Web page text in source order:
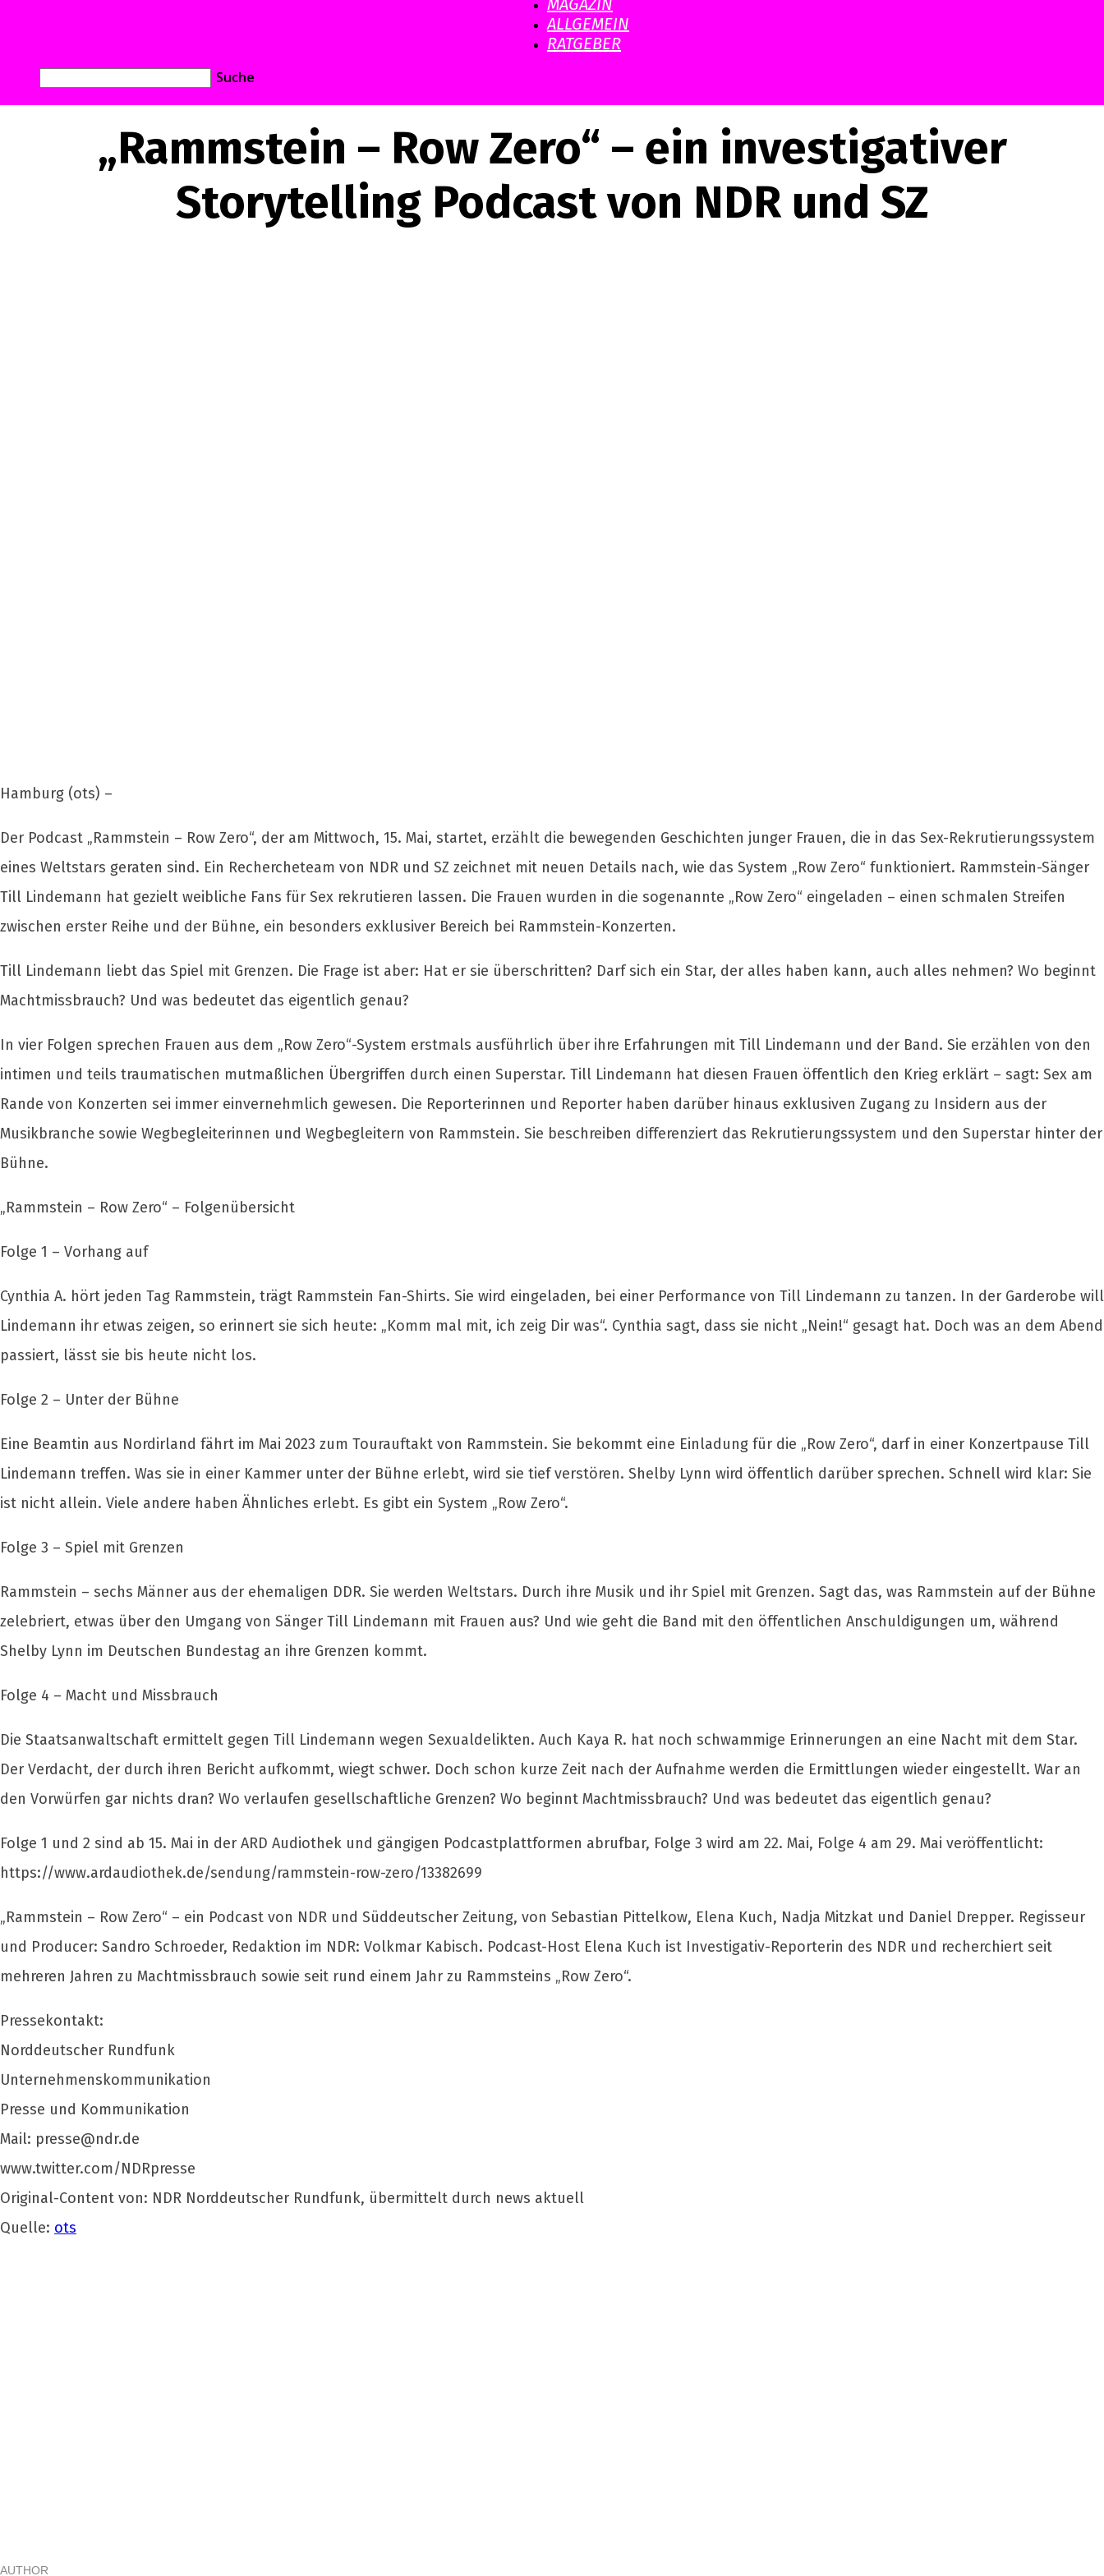
MAGAZIN
ALLGEMEIN
RATGEBER
„Rammstein – Row Zero“ – ein investigativer
Storytelling Podcast von NDR und SZ
Hamburg (ots) –
Der Podcast „Rammstein – Row Zero“, der am Mittwoch, 15. Mai, startet, erzählt die bewegenden Geschichten junger Frauen, die in das Sex-Rekrutierungssystem
eines Weltstars geraten sind. Ein Rechercheteam von NDR und SZ zeichnet mit neuen Details nach, wie das System „Row Zero“ funktioniert. Rammstein-Sänger
Till Lindemann hat gezielt weibliche Fans für Sex rekrutieren lassen. Die Frauen wurden in die sogenannte „Row Zero“ eingeladen – einen schmalen Streifen
zwischen erster Reihe und der Bühne, ein besonders exklusiver Bereich bei Rammstein-Konzerten.
Till Lindemann liebt das Spiel mit Grenzen. Die Frage ist aber: Hat er sie überschritten? Darf sich ein Star, der alles haben kann, auch alles nehmen? Wo beginnt
Machtmissbrauch? Und was bedeutet das eigentlich genau?
In vier Folgen sprechen Frauen aus dem „Row Zero“-System erstmals ausführlich über ihre Erfahrungen mit Till Lindemann und der Band. Sie erzählen von den
intimen und teils traumatischen mutmaßlichen Übergriffen durch einen Superstar. Till Lindemann hat diesen Frauen öffentlich den Krieg erklärt – sagt: Sex am
Rande von Konzerten sei immer einvernehmlich gewesen. Die Reporterinnen und Reporter haben darüber hinaus exklusiven Zugang zu Insidern aus der
Musikbranche sowie Wegbegleiterinnen und Wegbegleitern von Rammstein. Sie beschreiben differenziert das Rekrutierungssystem und den Superstar hinter der
Bühne.
„Rammstein – Row Zero“ – Folgenübersicht
Folge 1 – Vorhang auf
Cynthia A. hört jeden Tag Rammstein, trägt Rammstein Fan-Shirts. Sie wird eingeladen, bei einer Performance von Till Lindemann zu tanzen. In der Garderobe will
Lindemann ihr etwas zeigen, so erinnert sie sich heute: „Komm mal mit, ich zeig Dir was“. Cynthia sagt, dass sie nicht „Nein!“ gesagt hat. Doch was an dem Abend
passiert, lässt sie bis heute nicht los.
Folge 2 – Unter der Bühne
Eine Beamtin aus Nordirland fährt im Mai 2023 zum Tourauftakt von Rammstein. Sie bekommt eine Einladung für die „Row Zero“, darf in einer Konzertpause Till
Lindemann treffen. Was sie in einer Kammer unter der Bühne erlebt, wird sie tief verstören. Shelby Lynn wird öffentlich darüber sprechen. Schnell wird klar: Sie
ist nicht allein. Viele andere haben Ähnliches erlebt. Es gibt ein System „Row Zero“.
Folge 3 – Spiel mit Grenzen
Rammstein – sechs Männer aus der ehemaligen DDR. Sie werden Weltstars. Durch ihre Musik und ihr Spiel mit Grenzen. Sagt das, was Rammstein auf der Bühne
zelebriert, etwas über den Umgang von Sänger Till Lindemann mit Frauen aus? Und wie geht die Band mit den öffentlichen Anschuldigungen um, während
Shelby Lynn im Deutschen Bundestag an ihre Grenzen kommt.
Folge 4 – Macht und Missbrauch
Die Staatsanwaltschaft ermittelt gegen Till Lindemann wegen Sexualdelikten. Auch Kaya R. hat noch schwammige Erinnerungen an eine Nacht mit dem Star.
Der Verdacht, der durch ihren Bericht aufkommt, wiegt schwer. Doch schon kurze Zeit nach der Aufnahme werden die Ermittlungen wieder eingestellt. War an
den Vorwürfen gar nichts dran? Wo verlaufen gesellschaftliche Grenzen? Wo beginnt Machtmissbrauch? Und was bedeutet das eigentlich genau?
Folge 1 und 2 sind ab 15. Mai in der ARD Audiothek und gängigen Podcastplattformen abrufbar, Folge 3 wird am 22. Mai, Folge 4 am 29. Mai veröffentlicht:
https://www.ardaudiothek.de/sendung/rammstein-row-zero/13382699
„Rammstein – Row Zero“ – ein Podcast von NDR und Süddeutscher Zeitung, von Sebastian Pittelkow, Elena Kuch, Nadja Mitzkat und Daniel Drepper. Regisseur
und Producer: Sandro Schroeder, Redaktion im NDR: Volkmar Kabisch. Podcast-Host Elena Kuch ist Investigativ-Reporterin des NDR und recherchiert seit
mehreren Jahren zu Machtmissbrauch sowie seit rund einem Jahr zu Rammsteins „Row Zero“.
Pressekontakt:
Norddeutscher Rundfunk
Unternehmenskommunikation
Presse und Kommunikation
Mail: presse@ndr.de
www.twitter.com/NDRpresse
Original-Content von: NDR Norddeutscher Rundfunk, übermittelt durch news aktuell
Quelle: ots
AUTHOR